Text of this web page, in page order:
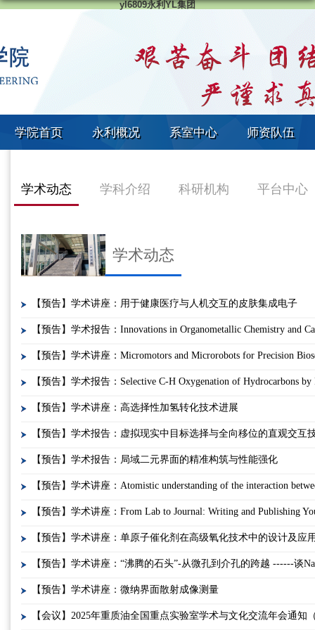
yl6809永利YL集团
学院首页 永利概况 系室中心 师资队伍
学术动态 学科介绍 科研机构 平台中心
学术动态
【预告】学术讲座：用于健康医疗与人机交互的皮肤集成电子
【预告】学术报告：Innovations in Organometallic Chemistry and
【预告】学术讲座：Micromotors and Microrobots for Precision
【预告】学术报告：Selective C-H Oxygenation of Hydrocarbons by
【预告】学术讲座：高选择性加氢转化技术进展
【预告】学术报告：虚拟现实中目标选择与全向移位的直观交互
【预告】学术报告：局域二元界面的精准构筑与性能强化
【预告】学术讲座：Atomistic understanding of the interaction
【预告】学术讲座：From Lab to Journal: Writing and Publishing
【预告】学术讲座：单原子催化剂在高级氧化技术中的设计及应
【预告】学术讲座：“沸腾的石头”-从微孔到介孔的跨越 ------谈
【预告】学术讲座：微纳界面散射成像测量
【会议】2025年重质油全国重点实验室学术与文化交流年会通知